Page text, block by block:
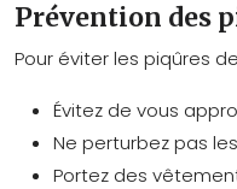
Prévention des
Pour éviter les piqûres
Évitez de vous
Ne perturbez pas
Portez des